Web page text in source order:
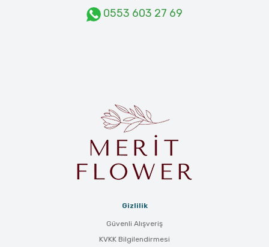
0553 603 27 69
Gizlilik
Güvenli Alışveriş
KVKK Bilgilendirmesi